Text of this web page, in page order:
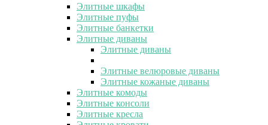
Элитные шкафы
Элитные пуфы
Элитные банкетки
Элитные диваны
Элитные диваны
Элитные велюровые диваны
Элитные кожаные диваны
Элитные комоды
Элитные консоли
Элитные кресла